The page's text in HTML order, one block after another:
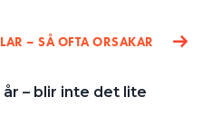
– SÅ OFTA ORSAKAR
– blir inte det lite